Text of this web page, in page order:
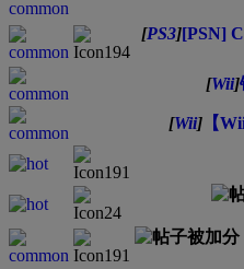
[PS3][PSN]
[Wii]
[Wii] 【